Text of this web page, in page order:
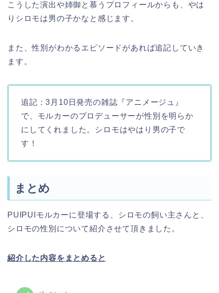
こうした演出や姉御と慕うプロフィールからも、やは
りシロモは男の子かなと感じます。
また、性別がわかるエピソードがあれば追記していき
ます。
追記：3月10日発売の雑誌『アニメージュ』
で、モルカーのプロデューサーが性別を明らか
にしてくれました。シロモはやはり男の子で
す！
まとめ
PUIPUIモルカーに登場する、シロモの飼い主さんと、
シロモの性別について紹介させて頂きました。
紹介した内容をまとめると